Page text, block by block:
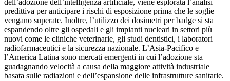
dell’adozione dell’intelligenza artificiale, viene esplorata l’analisi
predittiva per anticipare i rischi di esposizione prima che le soglie
vengano superate. Inoltre, l’utilizzo dei dosimetri per badge si sta
espandendo oltre gli ospedali e gli impianti nucleari in settori più
nuovi come le cliniche veterinarie, gli studi dentistici, i laboratori
radiofarmaceutici e la sicurezza nazionale. L’Asia-Pacifico e
l’America Latina sono mercati emergenti in cui l’adozione sta
guadagnando velocità a causa della maggiore attività industriale
basata sulle radiazioni e dell’espansione delle infrastrutture sanitarie.